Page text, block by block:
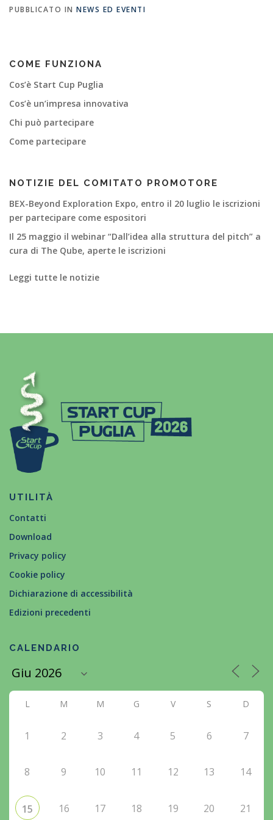
PUBBLICATO IN NEWS ED EVENTI
COME FUNZIONA
Cos’è Start Cup Puglia
Cos’è un’impresa innovativa
Chi può partecipare
Come partecipare
NOTIZIE DEL COMITATO PROMOTORE
BEX-Beyond Exploration Expo, entro il 20 luglio le iscrizioni
per partecipare come espositori
Il 25 maggio il webinar “Dall’idea alla struttura del pitch” a
cura di The Qube, aperte le iscrizioni
Leggi tutte le notizie
UTILITÀ
Contatti
Download
Privacy policy
Cookie policy
Dichiarazione di accessibilità
Edizioni precedenti
CALENDARIO
L M M G V S D
1 2 3 4 5 6 7
8 9 10 11 12 13 14
15 16 17 18 19 20 21